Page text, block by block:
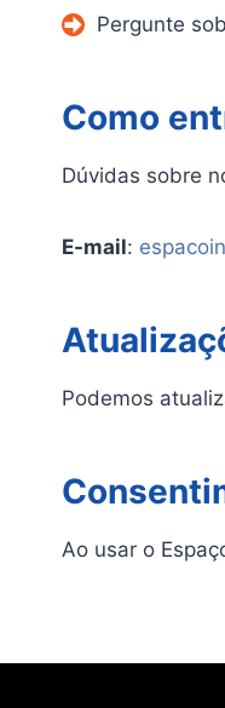
Pergunte
Como
Dúvidas sobre
E-mail:
Podemos
Ao usar o